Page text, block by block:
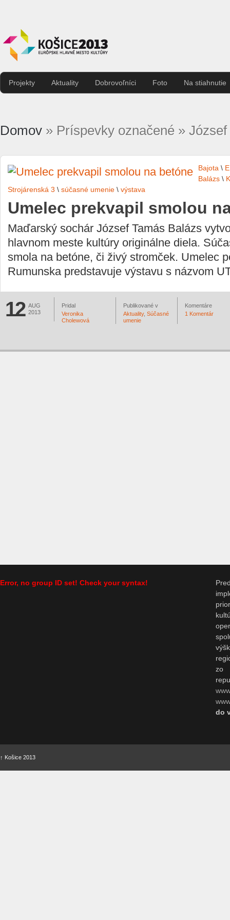
Projekty Aktuality Dobrovoľníci Foto Na stiahnutie
Domov » Príspevky označené »
Bajota \
Balázs \
Strojárenská 3 \ súčasné umenie \ výstava
Umelec prekvapil smolou
Maďarský sochár József Tamás Balázs
hlavnom meste kultúry originálne diela.
smola na betóne, či živý stromček. Umelec
Rumunska predstavuje výstavu s názvom
12 AUG
2013
Pridal
Veronika
Cholewová
Publikované v
Aktuality, Súčasné
umenie
Komentáre
1 Komentár
Error, no group ID set! Check your syntax!
zo
do
↑ Košice 2013